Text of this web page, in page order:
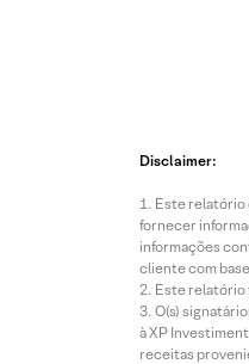
Disclaimer:
Este relatório
fornecer
informações
cliente com
Este relatório
O(s)
à XP
receitas